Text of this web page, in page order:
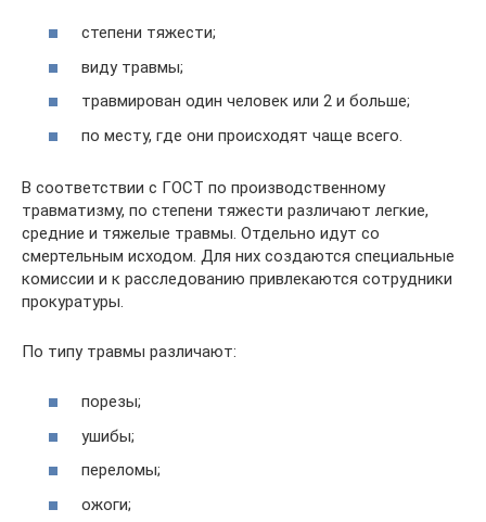
степени тяжести;
виду травмы;
травмирован один человек или 2 и больше;
по месту, где они происходят чаще всего.
В соответствии с ГОСТ по производственному
травматизму, по степени тяжести различают легкие,
средние и тяжелые травмы. Отдельно идут со
смертельным исходом. Для них создаются специальные
комиссии и к расследованию привлекаются сотрудники
прокуратуры.
По типу травмы различают:
порезы;
ушибы;
переломы;
ожоги;